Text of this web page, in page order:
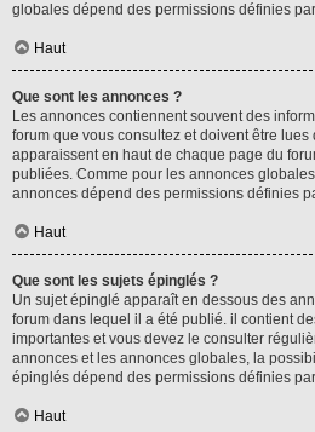
globales dépend des permissions définies
Haut
Que sont les annonces ?
Les annonces contiennent souvent des
forum que vous consultez et doivent être
apparaissent en haut de chaque page du
publiées. Comme pour les annonces
annonces dépend des permissions définies
Haut
Que sont les sujets épinglés ?
Un sujet épinglé apparaît en dessous des
forum dans lequel il a été publié. il contient
importantes et vous devez le consulter
annonces et les annonces globales, la
épinglés dépend des permissions définies
Haut